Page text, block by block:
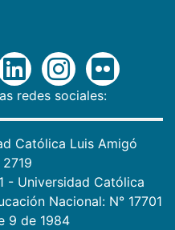
redes sociales:
Católica Luis Amigó
2719
- Universidad Católica
Nacional: N° 17701
9 de 1984